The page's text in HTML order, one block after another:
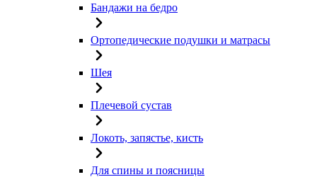
Бандажи на бедро
Ортопедические подушки и матрасы
Шея
Плечевой сустав
Локоть, запястье, кисть
Для спины и поясницы